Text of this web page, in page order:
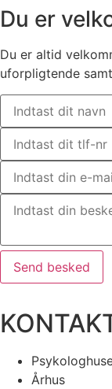
Du er
Du er altid
uforpligtende
Send besked
Århus